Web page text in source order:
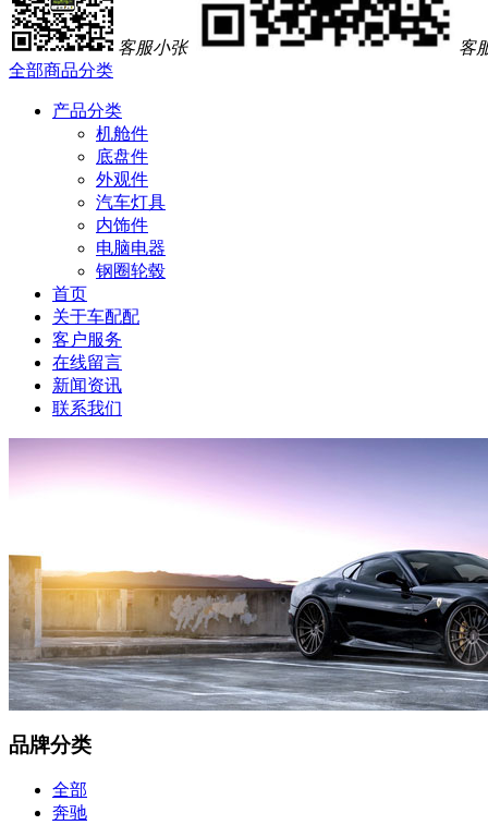
客服小张
客
全部商品分类
产品分类
机舱件
底盘件
外观件
汽车灯具
内饰件
电脑电器
钢圈轮毂
首页
关于车配配
客户服务
在线留言
新闻资讯
联系我们
品牌分类
全部
奔驰